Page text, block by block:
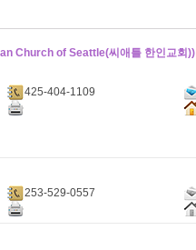
Church of Seattle(씨애틀 한인교회))
425-404-1109
253-529-0557